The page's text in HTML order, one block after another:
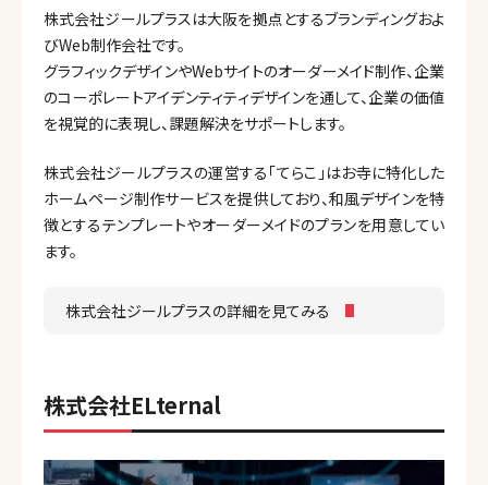
株式会社ジールプラスは大阪を拠点とするブランディングおよ
びWeb制作会社です。
グラフィックデザインやWebサイトのオーダーメイド制作、企業
のコーポレートアイデンティティデザインを通して、企業の価値
を視覚的に表現し、課題解決をサポートします。
株式会社ジールプラスの運営する「てらこ」はお寺に特化した
ホームページ制作サービスを提供しており、和風デザインを特
徴とするテンプレートやオーダーメイドのプランを用意してい
ます。
株式会社ジールプラスの詳細を見てみる
株式会社ELternal